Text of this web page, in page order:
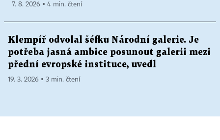
7. 8. 2026 ▪ 4 min. čtení
Klempíř odvolal šéfku Národní galerie. Je
potřeba jasná ambice posunout galerii mezi
přední evropské instituce, uvedl
19. 3. 2026 ▪ 3 min. čtení